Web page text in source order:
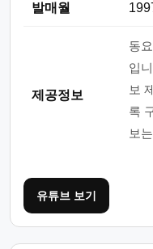
발매월
제공정보
동
입
보
록
보
유튜브 보기